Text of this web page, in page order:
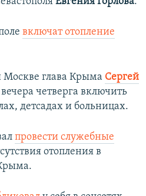
включат отопление
Москве глава Крыма Сергей
четверга включить
детсадах и больницах.
провести служебные
отопления в